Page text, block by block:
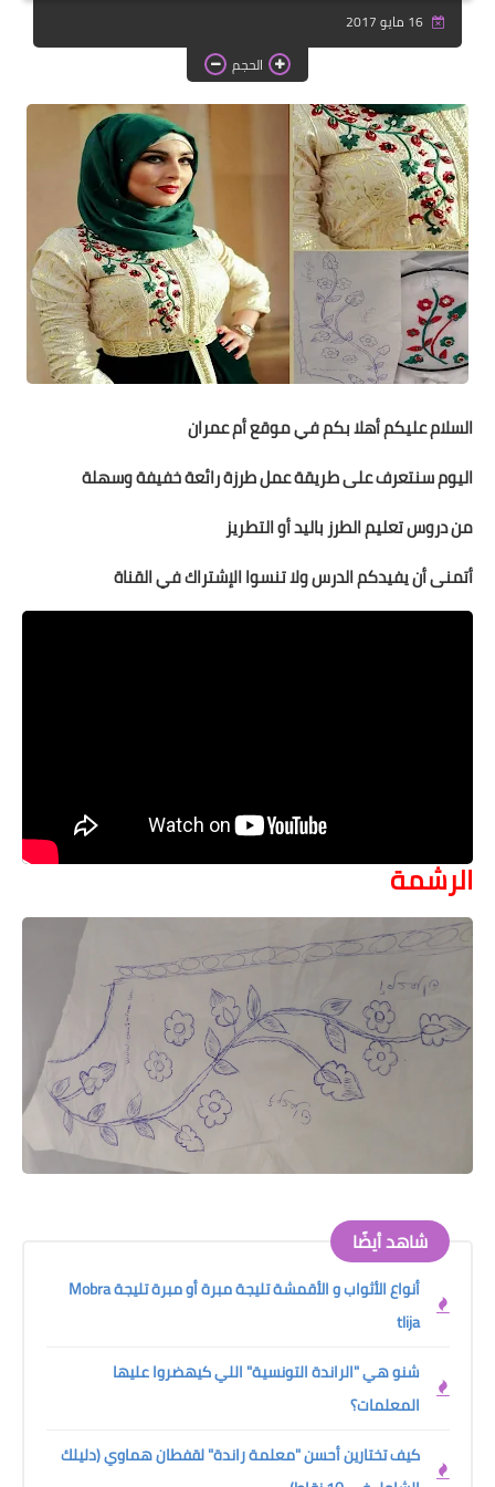
دروس الراندة للمبتدئات
اللباس التقليدي
16 مايو 2017
الحجم
السلام عليكم أهلا بكم في موقع أم عمران
اليوم سنتعرف على طريقة عمل طرزة رائعة خفيفة وسهلة
من دروس تعليم الطرز باليد أو التطريز
أتمنى أن يفيدكم الدرس ولا تنسوا الإشتراك في القناة
الرشمة
شاهد أيضًا
أنواع الأثواب و الأقمشة تليجة مبرة أو مبرة تليجة Mobra
tlija
شنو هي "الراندة التونسية" اللي كيهضروا عليها
المعلمات؟
كيف تختارين أحسن "معلمة راندة" لقفطان هماوي (دليلك